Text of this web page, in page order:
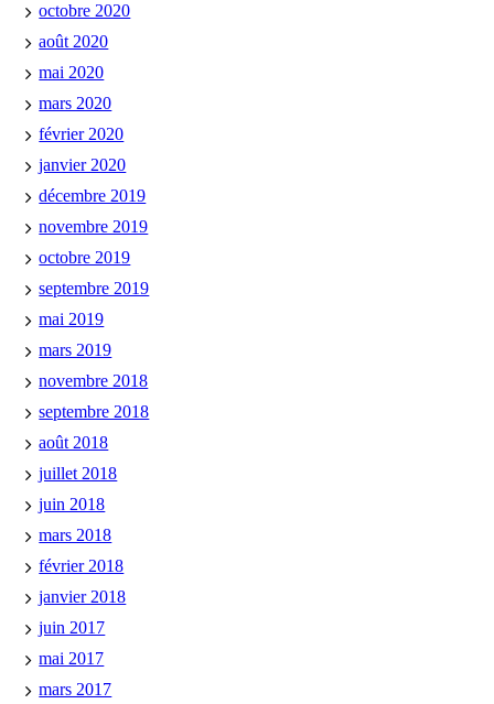
octobre 2020
août 2020
mai 2020
mars 2020
février 2020
janvier 2020
décembre 2019
novembre 2019
octobre 2019
septembre 2019
mai 2019
mars 2019
novembre 2018
septembre 2018
août 2018
juillet 2018
juin 2018
mars 2018
février 2018
janvier 2018
juin 2017
mai 2017
mars 2017